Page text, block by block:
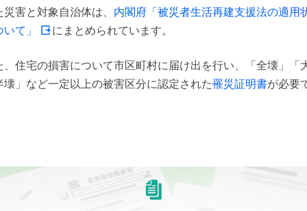
災害と対象自治体は、 内閣府「被災者生活再建支援法の適用
いて」
にまとめられています。
、住宅の損害について市区町村に届け出を行い、「全壊」「
壊」など一定以上の被害区分に認定された罹災証明書が必要